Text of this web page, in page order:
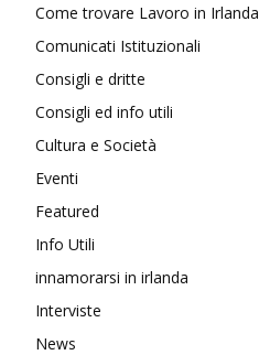
Come trovare Lavoro in Irlanda
Comunicati Istituzionali
Consigli e dritte
Consigli ed info utili
Cultura e Società
Eventi
Featured
Info Utili
innamorarsi in irlanda
Interviste
News